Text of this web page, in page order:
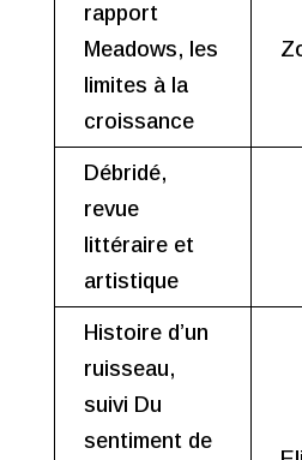
rapport
Meadows, les
limites à la
croissance
Débridé,
revue
littéraire et
artistique
Histoire d’un
ruisseau,
suivi Du
sentiment de